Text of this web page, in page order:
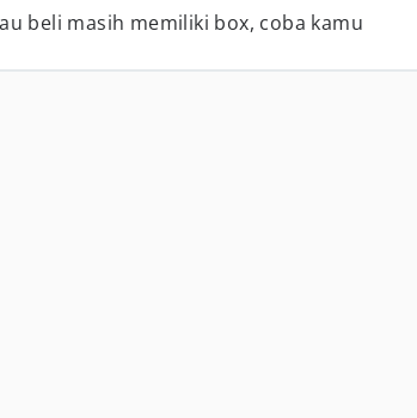
beli masih memiliki box, coba kamu